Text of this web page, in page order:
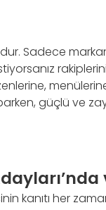
Sadece
güçlü ve
kanıtı her